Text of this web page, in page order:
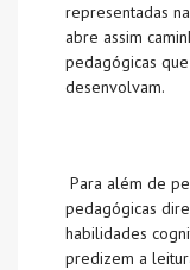
representadas
abre assim
pedagógicas
desenvolvam.
Para além de
pedagógicas
habilidades
predizem a